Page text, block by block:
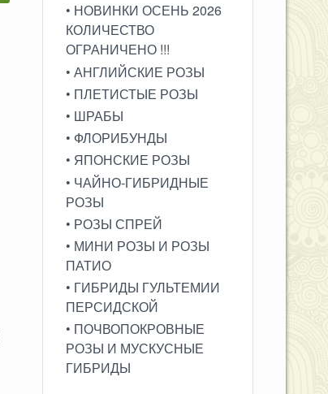
• НОВИНКИ ОСЕНЬ 2026
КОЛИЧЕСТВО
ОГРАНИЧЕНО !!!
• АНГЛИЙСКИЕ РОЗЫ
• ПЛЕТИСТЫЕ РОЗЫ
• ШРАБЫ
• ФЛОРИБУНДЫ
• ЯПОНСКИЕ РОЗЫ
• ЧАЙНО-ГИБРИДНЫЕ
РОЗЫ
• РОЗЫ СПРЕЙ
• МИНИ РОЗЫ И РОЗЫ
ПАТИО
• ГИБРИДЫ ГУЛЬТЕМИИ
ПЕРСИДСКОЙ
• ПОЧВОПОКРОВНЫЕ
РОЗЫ И МУСКУСНЫЕ
ГИБРИДЫ